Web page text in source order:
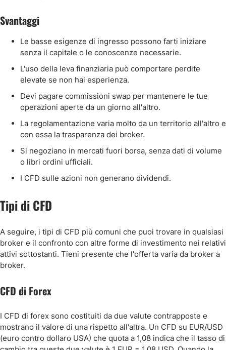
Svantaggi
Le basse esigenze di ingresso possono farti iniziare
senza il capitale o le conoscenze necessarie.
L'uso della leva finanziaria può comportare perdite
elevate se non hai esperienza.
Devi pagare commissioni swap per mantenere le tue
operazioni aperte da un giorno all'altro.
La regolamentazione varia molto da un territorio all'altro e
con essa la trasparenza dei broker.
Si negoziano in mercati fuori borsa, senza dati di volume
o libri ordini ufficiali.
I CFD sulle azioni non generano dividendi.
Tipi di CFD
A seguire, i tipi di CFD più comuni che puoi trovare in qualsiasi
broker e il confronto con altre forme di investimento nei relativi
attivi sottostanti. Tieni presente che l'offerta varia da broker a
broker.
CFD di Forex
I CFD di forex sono costituiti da due valute contrapposte e
mostrano il valore di una rispetto all'altra. Un CFD su EUR/USD
(euro contro dollaro USA) che quota a 1,08 indica che il tasso di